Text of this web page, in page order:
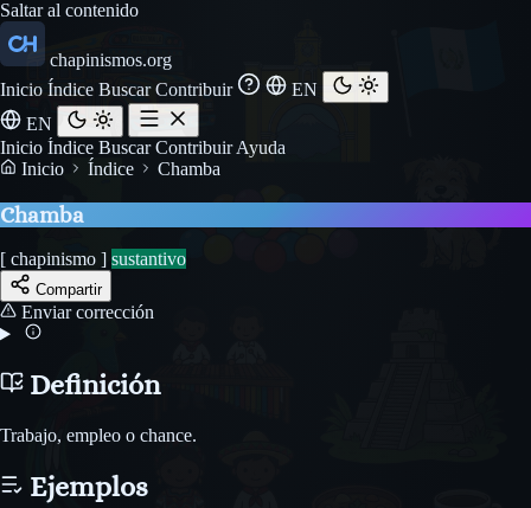
Saltar al contenido
chapinismos.org
Inicio Índice BuscarContribuir
EN
EN
Inicio Índice BuscarContribuirAyuda
Inicio
Índice Chamba
Chamba
[ chapinismo ] sustantivo
Compartir
Enviar corrección
Definición
Trabajo, empleo o chance.
Ejemplos